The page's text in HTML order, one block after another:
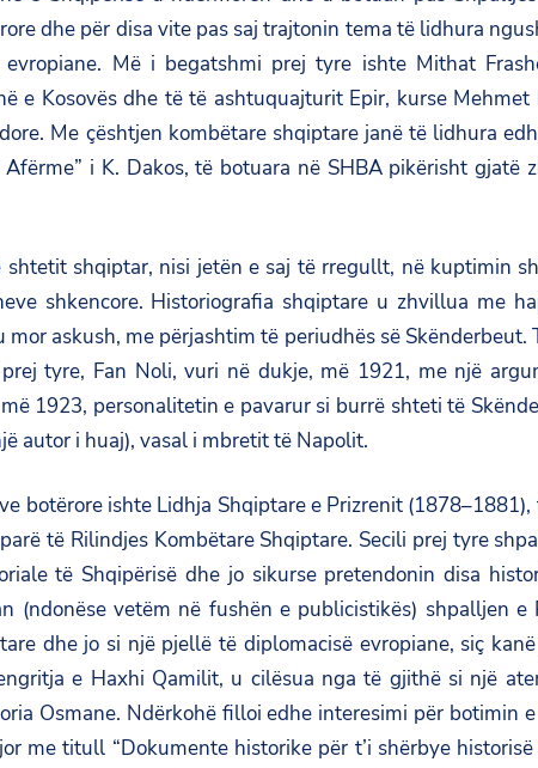
dhe për disa vite pas saj trajtonin tema të lidhura
Më i begatshmi prej tyre ishte Mithat
Kosovës dhe të të ashtuquajturit Epir, kurse Mehmet
Me çështjen kombëtare shqiptare janë të lidhura
i K. Dakos, të botuara në SHBA pikërisht gjatë
shqiptar, nisi jetën e saj të rregullt, në kuptimin
shkencore. Historiografia shqiptare u zhvillua me
askush, me përjashtim të periudhës së Skënderbeut.
tyre, Fan Noli, vuri në dukje, më 1921, me një
1923, personalitetin e pavarur si burrë shteti të
autor i huaj), vasal i mbretit të Napolit.
botërore ishte Lidhja Shqiptare e Prizrenit
të Rilindjes Kombëtare Shqiptare. Secili prej tyre
të Shqipërisë dhe jo sikurse pretendonin disa
vetëm në fushën e publicistikës) shpalljen e
dhe jo si një pjellë të diplomacisë evropiane, siç
e Haxhi Qamilit, u cilësua nga të gjithë si një
Osmane. Ndërkohë filloi edhe interesimi për botimin
me titull “Dokumente historike për t’i shërbye